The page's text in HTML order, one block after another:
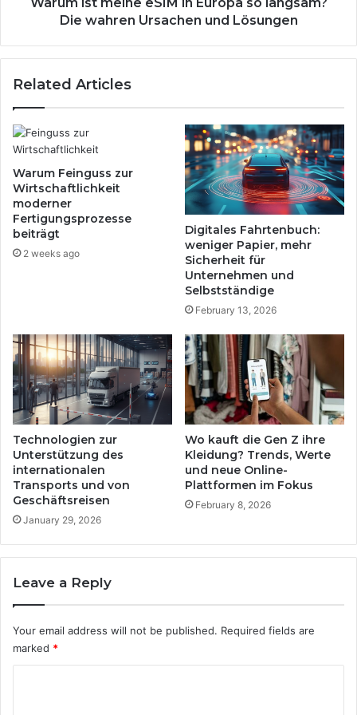
g
r
p
i
e
r
,
m
e
h
h
e
r
h
t
f
ü
r
U
n
n
e
m
e
n
S
i
n
E
u
r
o
p
a
n
g
a
?
D
i
e
w
a
h
e
U
r
a
c
Warum ist meine eSIM in Europa so langsam?
Die wahren Ursachen und Lösungen
Related Articles
Warum Feinguss zur
Wirtschaftlichkeit
moderner
Fertigungsprozesse
beiträgt
2 weeks ago
Digitales Fahrtenbuch:
weniger Papier, mehr
Sicherheit für
Unternehmen und
Selbstständige
February 13, 2026
Technologien zur
Unterstützung des
internationalen
Transports und von
Geschäftsreisen
January 29, 2026
Wo kauft die Gen Z ihre
Kleidung? Trends, Werte
und neue Online-
Plattformen im Fokus
February 8, 2026
Leave a Reply
Your email address will not be published. Required fields are
marked *